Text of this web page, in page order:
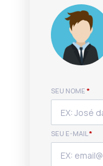
SEU NOME *
SEU E-MAIL*